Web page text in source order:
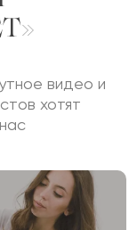
видео и
хотят